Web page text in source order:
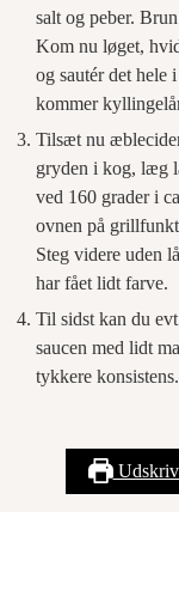
salt og peber.
Kom nu løget,
og sautér det hele
kommer
Tilsæt nu
gryden i kog, læg
ved 160 grader i
ovnen på
Steg videre uden
har fået lidt farve.
Til sidst kan du
saucen med lidt
tykkere